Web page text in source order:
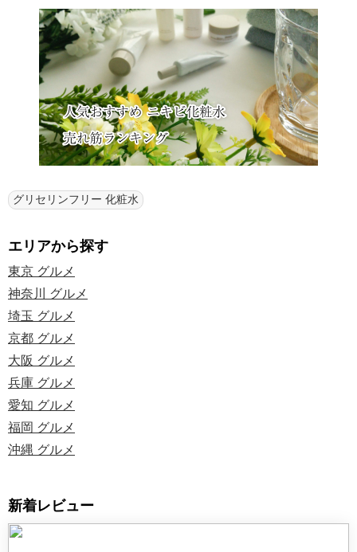
グリセリンフリー 化粧水
エリアから探す
東京 グルメ
神奈川 グルメ
埼玉 グルメ
京都 グルメ
大阪 グルメ
兵庫 グルメ
愛知 グルメ
福岡 グルメ
沖縄 グルメ
新着レビュー